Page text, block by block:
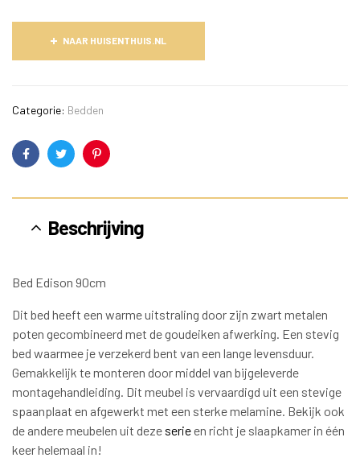
NAAR HUISENTHUIS.NL
Categorie: Bedden
FacebookTwitterPinterest
Beschrijving
Bed Edison 90cm
Dit bed heeft een warme uitstraling door zijn zwart metalen
poten gecombineerd met de goudeiken afwerking. Een stevig
bed waarmee je verzekerd bent van een lange levensduur.
Gemakkelijk te monteren door middel van bijgeleverde
montagehandleiding. Dit meubel is vervaardigd uit een stevige
spaanplaat en afgewerkt met een sterke melamine. Bekijk ook
de andere meubelen uit deze serieen richt je slaapkamer in één
keer helemaal in!